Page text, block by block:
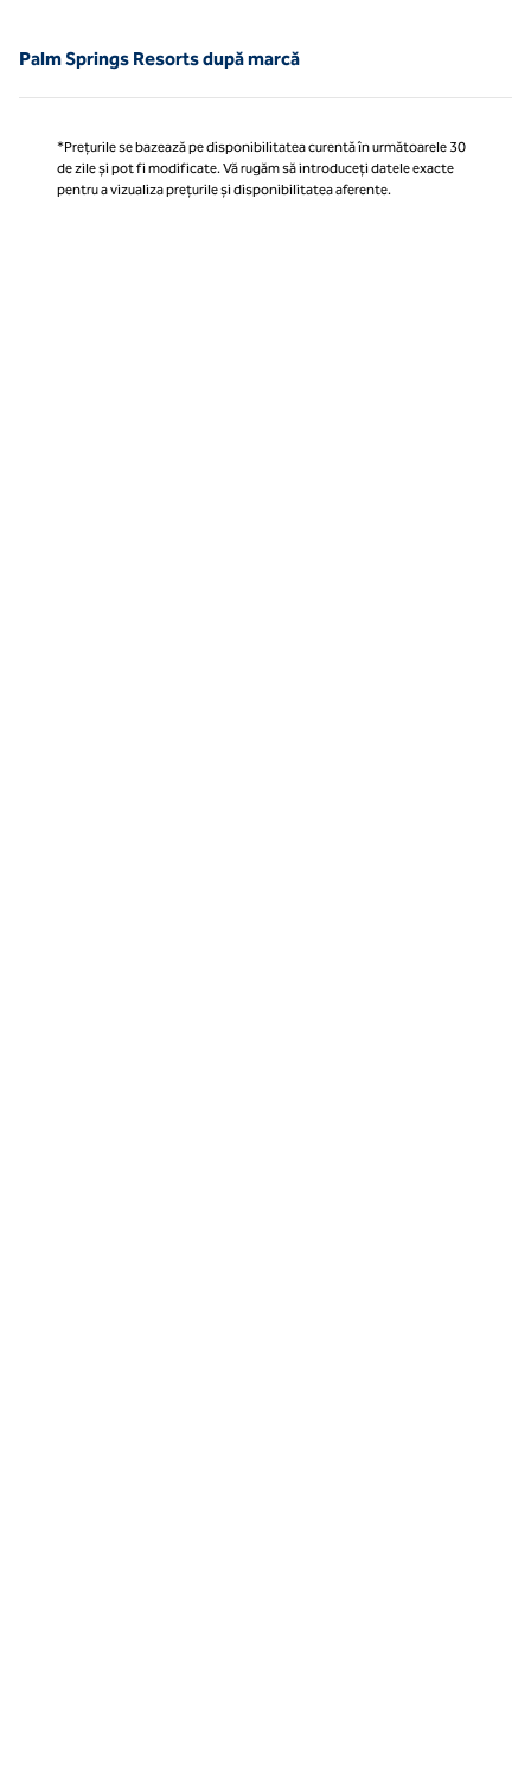
Palm Springs Resorts după marcă
*Prețurile se bazează pe disponibilitatea curentă în următoarele 30
de zile și pot fi modificate. Vă rugăm să introduceți datele exacte
pentru a vizualiza prețurile și disponibilitatea aferente.